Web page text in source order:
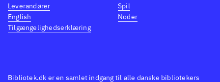
der redder dagen, er at spillet
bruger sekvenser fra
animationsserien, og dermed
landskaber har alle dage være
Bibliotek.dk er en samlet indgang til alle danske bibliotekers
Leverandører
English
Tilgængelighedserklæring
Spil
Noder